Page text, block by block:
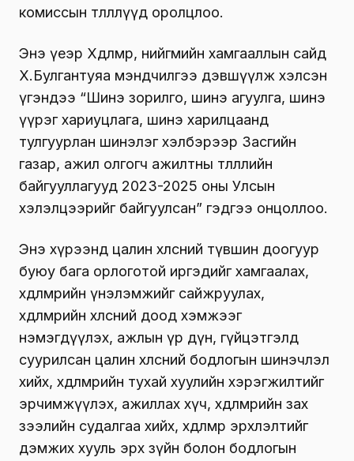
комиссын төлөөллүүд оролцлоо.
Энэ үеэр Хөдөлмөр, нийгмийн хамгааллын сайд
Х.Булгантуяа мэндчилгээ дэвшүүлж хэлсэн
үгэндээ “Шинэ зорилго, шинэ агуулга, шинэ
үүрэг хариуцлага, шинэ харилцаанд
тулгуурлан шинэлэг хэлбэрээр Засгийн
газар, ажил олгогч ажилтны төлөөллийн
байгууллагууд 2023-2025 оны Улсын
хэлэлцээрийг байгуулсан” гэдгээ онцоллоо.
Энэ хүрээнд цалин хөлсний түвшин доогуур
буюу бага орлоготой иргэдийг хамгаалах,
хөдөлмөрийн үнэлэмжийг сайжруулах,
хөдөлмөрийн хөлсний доод хэмжээг
нэмэгдүүлэх, ажлын үр дүн, гүйцэтгэлд
суурилсан цалин хөлсний бодлогын шинэчлэл
хийх, хөдөлмөрийн тухай хуулийн хэрэгжилтийг
эрчимжүүлэх, ажиллах хүч, хөдөлмөрийн зах
зээлийн судалгаа хийх, хөдөлмөр эрхлэлтийг
дэмжих хууль эрх зүйн болон бодлогын